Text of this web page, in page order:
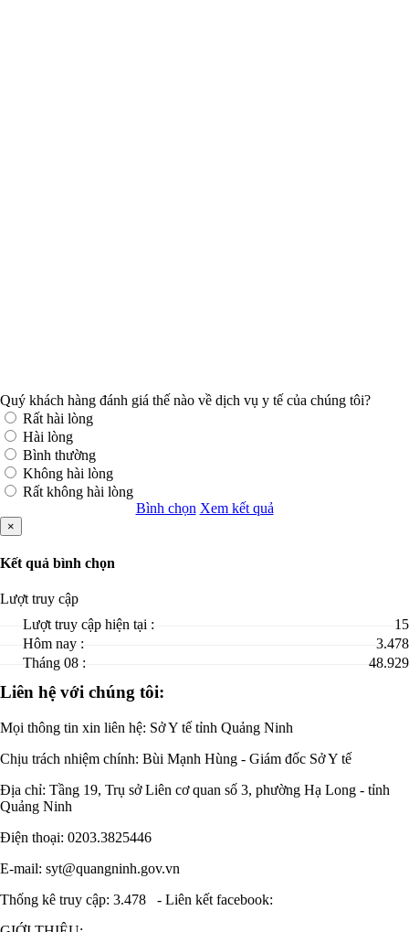
Quý khách hàng đánh giá thế nào về dịch vụ y tế của chúng tôi?
Rất hài lòng
Hài lòng
Bình thường
Không hài lòng
Rất không hài lòng
Bình chọn Xem kết quả
×
Kết quả bình chọn
Lượt truy cập
Lượt truy cập hiện tại :
15
Hôm nay :
3.478
Tháng 08 :
48.929
Liên hệ với chúng tôi:
Mọi thông tin xin liên hệ: Sở Y tế tỉnh Quảng Ninh
Chịu trách nhiệm chính: Bùi Mạnh Hùng - Giám đốc Sở Y tế
Địa chỉ: Tầng 19, Trụ sở Liên cơ quan số 3, phường Hạ Long - tỉnh
Quảng Ninh
Điện thoại: 0203.3825446
E-mail: syt@quangninh.gov.vn
Thống kê truy cập: 3.478
- Liên kết facebook: